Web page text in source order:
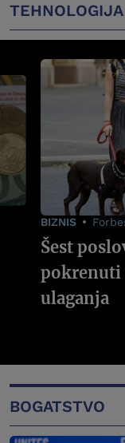
TEHNOLOGIJA
BIZNIS
Šest
pokrenuti
ulaganja
BOGATSTVO